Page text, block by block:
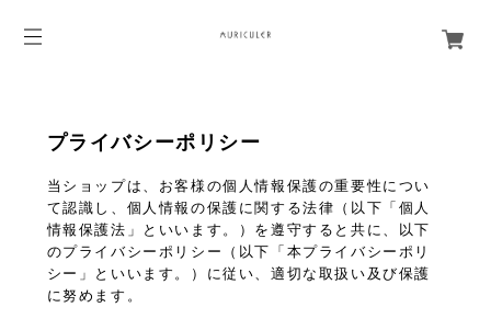
プライバシーポリシー
当ショップは、お客様の個人情報保護の重要性につい
て認識し、個人情報の保護に関する法律（以下「個人
情報保護法」といいます。）を遵守すると共に、以下
のプライバシーポリシー（以下「本プライバシーポリ
シー」といいます。）に従い、適切な取扱い及び保護
に努めます。